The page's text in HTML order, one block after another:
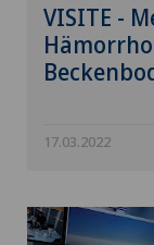
VISITE -
17.03.2022